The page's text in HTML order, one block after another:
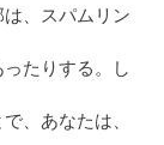
、スパムリン
たりする。し
、あなたは、